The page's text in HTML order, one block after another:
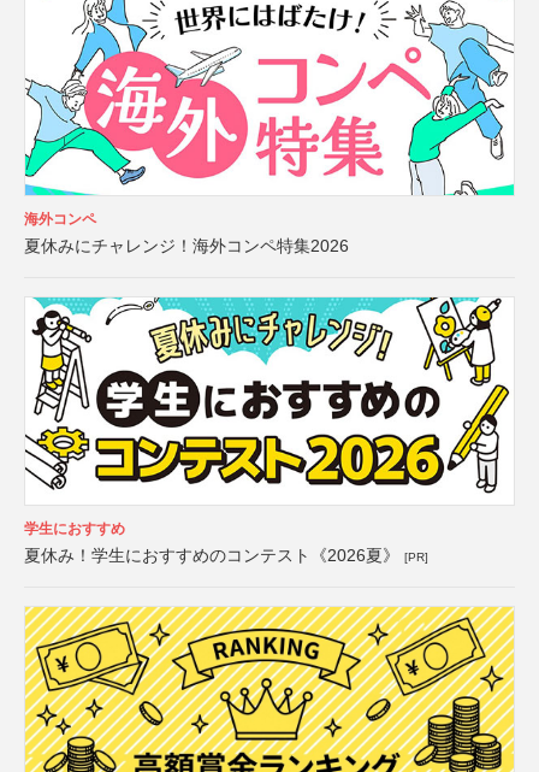
海外コンペ
夏休みにチャレンジ！海外コンペ特集2026
学生におすすめ
夏休み！学生におすすめのコンテスト《2026夏》 [PR]